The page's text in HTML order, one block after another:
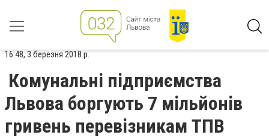
16:48, 3 березня 2018 р.
Комунальні підприємства
Львова боргують 7 мільйонів
гривень перевізникам ТПВ